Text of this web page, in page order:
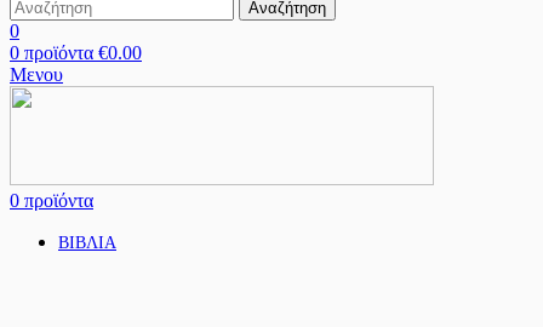
Αναζήτηση
0
0 προϊόντα €0.00
Μενου
0 προϊόντα
ΒΙΒΛΙΑ